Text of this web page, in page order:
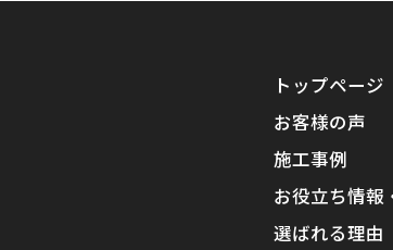
トップページ
お客様の声
施工事例
お役立ち情報
選ばれる理由